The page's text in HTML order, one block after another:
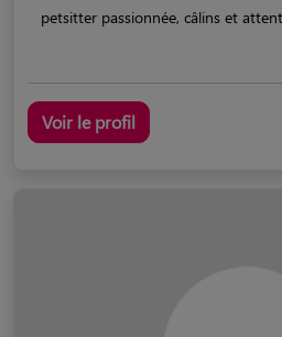
petsitter passionnée, câlins et
Voir le profil